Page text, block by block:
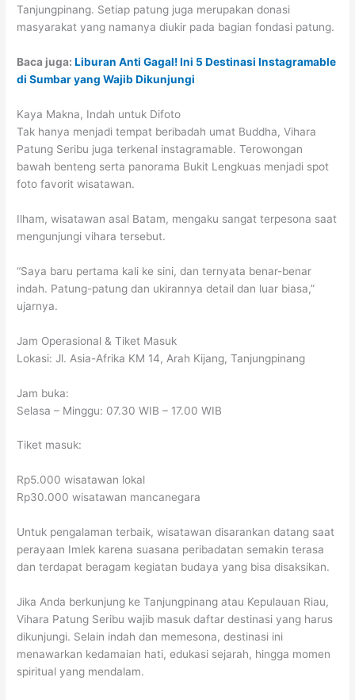
Tanjungpinang. Setiap patung juga merupakan donasi
masyarakat yang namanya diukir pada bagian fondasi patung.
Baca juga:Liburan Anti Gagal! Ini 5 Destinasi Instagramable
di Sumbar yang Wajib Dikunjungi
Kaya Makna, Indah untuk Difoto
Tak hanya menjadi tempat beribadah umat Buddha, Vihara
Patung Seribu juga terkenal instagramable. Terowongan
bawah benteng serta panorama Bukit Lengkuas menjadi spot
foto favorit wisatawan.
Ilham, wisatawan asal Batam, mengaku sangat terpesona saat
mengunjungi vihara tersebut.
“Saya baru pertama kali ke sini, dan ternyata benar-benar
indah. Patung-patung dan ukirannya detail dan luar biasa,”
ujarnya.
Jam Operasional & Tiket Masuk
Lokasi: Jl. Asia-Afrika KM 14, Arah Kijang, Tanjungpinang
Jam buka:
Selasa – Minggu: 07.30 WIB – 17.00 WIB
Tiket masuk:
Rp5.000 wisatawan lokal
Rp30.000 wisatawan mancanegara
Untuk pengalaman terbaik, wisatawan disarankan datang saat
perayaan Imlek karena suasana peribadatan semakin terasa
dan terdapat beragam kegiatan budaya yang bisa disaksikan.
Jika Anda berkunjung ke Tanjungpinang atau Kepulauan Riau,
Vihara Patung Seribu wajib masuk daftar destinasi yang harus
dikunjungi. Selain indah dan memesona, destinasi ini
menawarkan kedamaian hati, edukasi sejarah, hingga momen
spiritual yang mendalam.